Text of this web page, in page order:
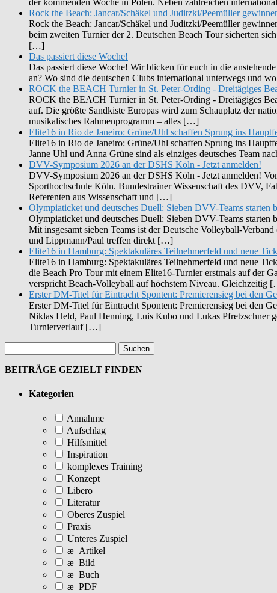
der kommenden Woche in Polen. Neben zahlreichen
Rock the Beach: Jancar/Schäkel und Juditzki/Peemüller
Rock the Beach: Jancar/Schäkel und Juditzki/Peemüller
beim zweiten Turnier der 2. Deutschen Beach Tour sicherten
[…]
Das passiert diese Woche!
Das passiert diese Woche! Wir blicken für euch in die
an? Wo sind die deutschen Clubs international unterwegs und
ROCK the BEACH Turnier in St. Peter-Ording - Dreitägiges
ROCK the BEACH Turnier in St. Peter-Ording - Dreitägiges
auf. Die größte Sandkiste Europas wird zum Schauplatz der
musikalisches Rahmenprogramm – alles […]
Elite16 in Rio de Janeiro: Grüne/Uhl schaffen Sprung ins
Elite16 in Rio de Janeiro: Grüne/Uhl schaffen Sprung ins
Janne Uhl und Anna Grüne sind als einziges deutsches Team
DVV-Symposium 2026 an der DSHS Köln - Jetzt anmelden!
DVV-Symposium 2026 an der DSHS Köln - Jetzt anmelden!
Sporthochschule Köln. Bundestrainer Wissenschaft des DVV,
Referenten aus Wissenschaft und […]
Olympiaticket und deutsches Duell: Sieben DVV-Teams starten
Olympiaticket und deutsches Duell: Sieben DVV-Teams
Mit insgesamt sieben Teams ist der Deutsche Volleyball-
und Lippmann/Paul treffen direkt […]
Elite16 in Hamburg: Spektakuläres Teilnehmerfeld und neue
Elite16 in Hamburg: Spektakuläres Teilnehmerfeld und neue
die Beach Pro Tour mit einem Elite16-Turnier erstmals auf der
verspricht Beach-Volleyball auf höchstem Niveau. Gleichzeitig
Erster DM-Titel für Eintracht Spontent: Premierensieg bei den
Erster DM-Titel für Eintracht Spontent: Premierensieg bei den
Niklas Held, Paul Henning, Luis Kubo und Lukas Pfretzschner
Turnierverlauf […]
BEITRÄGE GEZIELT FINDEN
Kategorien
Annahme
Aufschlag
Hilfsmittel
Inspiration
komplexes Training
Konzept
Libero
Literatur
Oberes Zuspiel
Praxis
Unteres Zuspiel
æ_Artikel
æ_Bild
æ_Buch
æ_PDF